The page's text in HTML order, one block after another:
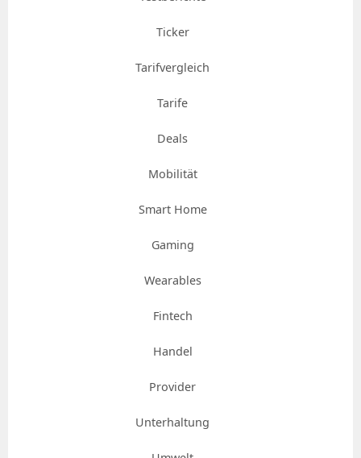
Ticker
Tarifvergleich
Tarife
Deals
Mobilität
Smart Home
Gaming
Wearables
Fintech
Handel
Provider
Unterhaltung